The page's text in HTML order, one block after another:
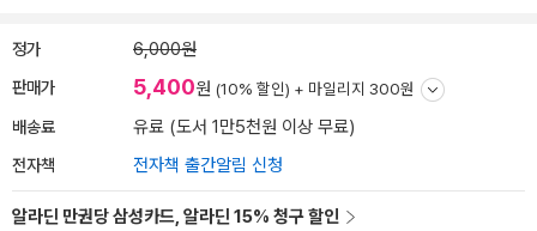
정가 6,000원
판매가 5,400원 (10% 할인) + 마일리지 300원
배송료 유료 (도서 1만5천원 이상 무료)
전자책 전자책 출간알림 신청
알라딘 만권당 삼성카드, 알라딘 15% 청구 할인